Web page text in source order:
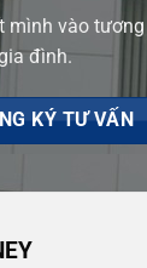
mình vào
đình.
KÝ TƯ VẤN